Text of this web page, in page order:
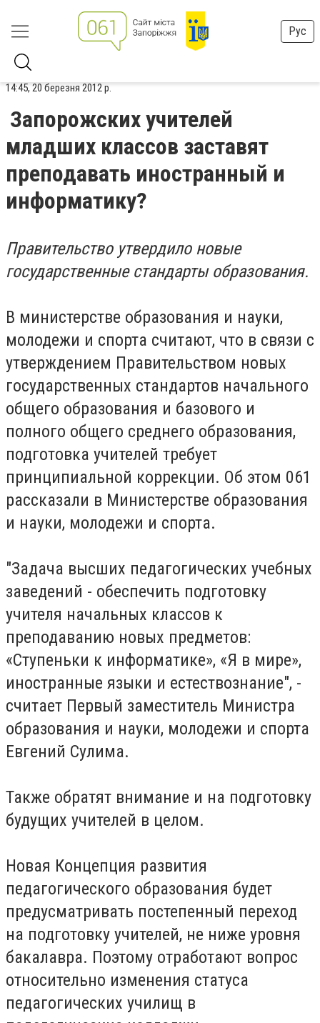
Рус
14:45, 20 березня 2012 р.
Запорожских учителей
младших классов заставят
преподавать иностранный и
информатику?
Правительство утвердило новые
государственные стандарты образования.
В министерстве образования и науки,
молодежи и спорта считают, что в связи с
утверждением Правительством новых
государственных стандартов начального
общего образования и базового и
полного общего среднего образования,
подготовка учителей требует
принципиальной коррекции. Об этом 061
рассказали в Министерстве образования
и науки, молодежи и спорта.
"Задача высших педагогических учебных
заведений - обеспечить подготовку
учителя начальных классов к
преподаванию новых предметов:
«Ступеньки к информатике», «Я в мире»,
иностранные языки и естествознание", -
считает Первый заместитель Министра
образования и науки, молодежи и спорта
Евгений Сулима.
Также обратят внимание и на подготовку
будущих учителей в целом.
Новая Концепция развития
педагогического образования будет
предусматривать постепенный переход
на подготовку учителей, не ниже уровня
бакалавра. Поэтому отработают вопрос
относительно изменения статуса
педагогических училищ в